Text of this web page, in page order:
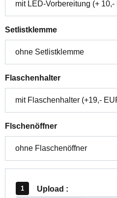
Setlistklemmeauswählen
Flaschenhalterauswählen
Flschenöffnerauswählen
Upload :